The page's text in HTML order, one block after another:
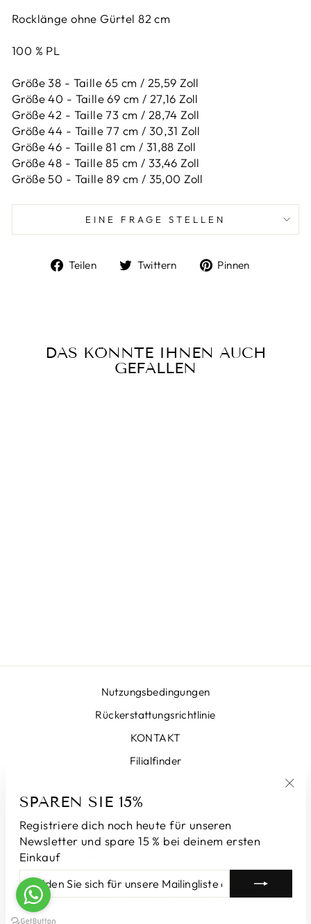
SPAREN SIE 15%
Registriere dich noch heute für unseren
Newsletter und spare 15 % bei deinem ersten
Einkauf
MELDEN
SIE
SICH
FÜR
ABONNIEREN
Rocklänge ohne Gürtel 82 cm
100 % PL
Größe 38 - Taille 65 cm / 25,59 Zoll
Größe 40 - Taille 69 cm / 27,16 Zoll
Größe 42 - Taille 73 cm / 28,74 Zoll
Größe 44 - Taille 77 cm / 30,31 Zoll
Größe 46 - Taille 81 cm / 31,88 Zoll
Größe 48 - Taille 85 cm / 33,46 Zoll
Größe 50 - Taille 89 cm / 35,00 Zoll
EINE FRAGE STELLEN
Teilen
Auf
Twittern
Auf
Pinnen
DAS KÖNNTE IHNEN AUCH
GEFALLEN
Nutzungsbedingungen
Rückerstattungsrichtlinie
KONTAKT
Filialfinder
ANMELDEN UND SPAREN
WÄHRUNG
© 2026 LUNATICAMILANO.COM | Luna srl | Via Cappuccina 61,